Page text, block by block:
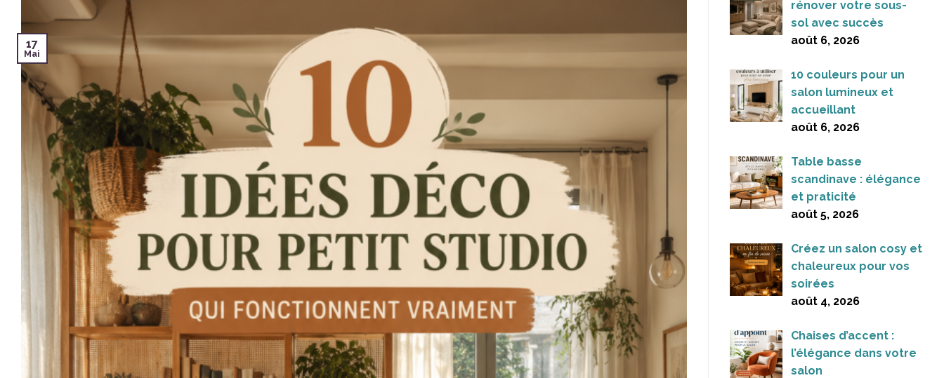
17
Mai
rénover votre sous-
sol avec succès
août 6, 2026
10 couleurs pour un
salon lumineux et
accueillant
août 6, 2026
Table basse
scandinave : élégance
et praticité
août 5, 2026
Créez un salon cosy et
chaleureux pour vos
soirées
août 4, 2026
Chaises d’accent :
l’élégance dans votre
salon